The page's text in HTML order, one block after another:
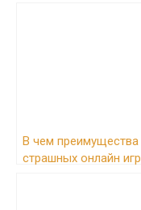
В чем преимущества
страшных онлайн игр